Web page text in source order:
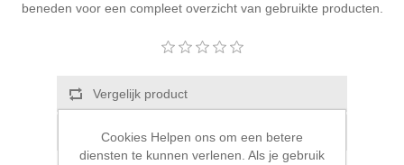
Kaarten 2021
beneden voor een compleet overzicht van gebruikte producten.
Vergelijk product
E-mail een vriend
Cookies Helpen ons om een betere
diensten te kunnen verlenen. Als je gebruik